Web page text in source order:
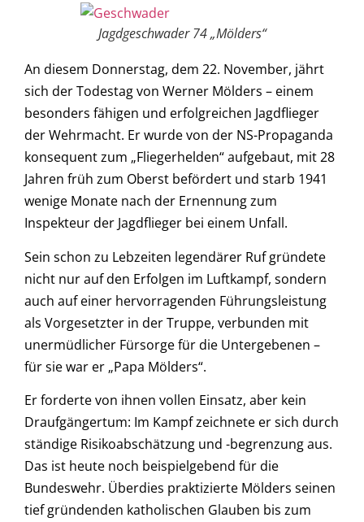
Jagdgeschwader 74 „Mölders“
An diesem Donnerstag, dem 22. November, jährt
sich der Todestag von Werner Mölders – einem
besonders fähigen und erfolgreichen Jagdflieger
der Wehrmacht. Er wurde von der NS-Propaganda
konsequent zum „Fliegerhelden“ aufgebaut, mit 28
Jahren früh zum Oberst befördert und starb 1941
wenige Monate nach der Ernennung zum
Inspekteur der Jagdflieger bei einem Unfall.
Sein schon zu Lebzeiten legendärer Ruf gründete
nicht nur auf den Erfolgen im Luftkampf, sondern
auch auf einer hervorragenden Führungsleistung
als Vorgesetzter in der Truppe, verbunden mit
unermüdlicher Fürsorge für die Untergebenen –
für sie war er „Papa Mölders“.
Er forderte von ihnen vollen Einsatz, aber kein
Draufgängertum: Im Kampf zeichnete er sich durch
ständige Risikoabschätzung und -begrenzung aus.
Das ist heute noch beispielgebend für die
Bundeswehr. Überdies praktizierte Mölders seinen
tief gründenden katholischen Glauben bis zum